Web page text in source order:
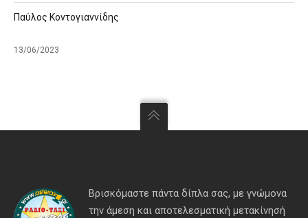
Παύλος Κοντογιαννίδης
13/06/2023
Βρισκόμαστε πάντα δίπλα σας, με γνώμονα
την άμεση και αποτελεσματική μετακίνησή